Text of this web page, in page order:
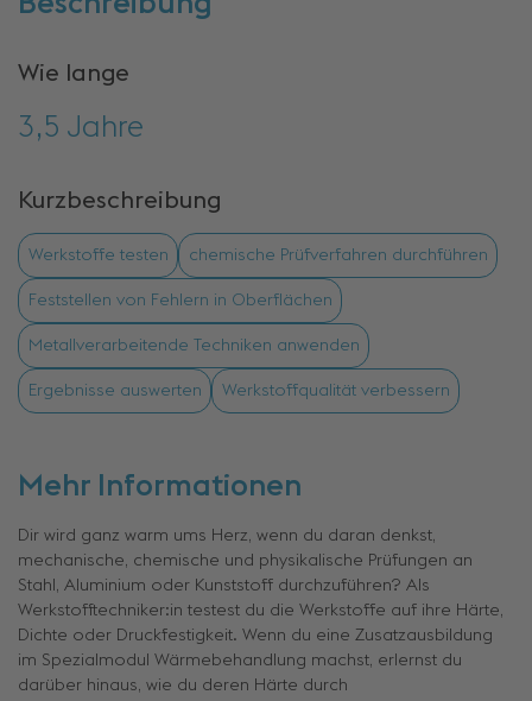
Wie lange
3,5 Jahre
Kurzbeschreibung
Werkstoffe testen chemische Prüfverfahren durchführen
Feststellen von Fehlern in Oberflächen
Metallverarbeitende Techniken anwenden
Ergebnisse auswerten Werkstoffqualität verbessern
Mehr Informationen
Dir wird ganz warm ums Herz, wenn du daran denkst,
mechanische, chemische und physikalische Prüfungen an
Stahl, Aluminium oder Kunststoff durchzuführen? Als
Werkstofftechniker:in testest du die Werkstoffe auf ihre Härte,
Dichte oder Druckfestigkeit. Wenn du eine Zusatzausbildung
im Spezialmodul Wärmebehandlung machst, erlernst du
darüber hinaus, wie du deren Härte durch